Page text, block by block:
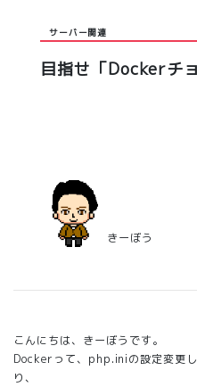
サーバー関連
目指せ「Dockerチ
きーぼう
こんにちは、きーぼうです。
Dockerって、php.iniの設定変更
り、